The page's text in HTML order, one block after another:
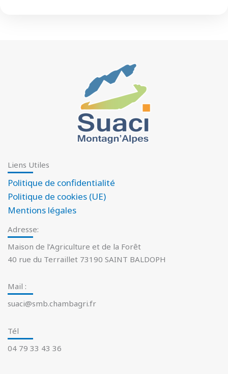
Liens Utiles
Politique de confidentialité
Politique de cookies (UE)
Mentions légales
Adresse:
Maison de l’Agriculture et de la Forêt
40 rue du Terraillet 73190 SAINT BALDOPH
Mail :
suaci@smb.chambagri.fr
Tél
04 79 33 43 36